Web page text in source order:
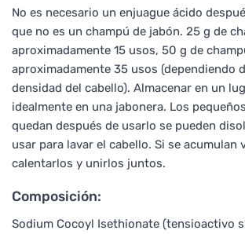
No es necesario un enjuague ácido
que no es un champú de jabón. 25 g de
aproximadamente 15 usos, 50 g de
aproximadamente 35 usos (dependiendo
densidad del cabello). Almacenar en un
idealmente en una jabonera. Los
quedan después de usarlo se pueden
usar para lavar el cabello. Si se acumulan
calentarlos y unirlos juntos.
Composición:
Sodium Cocoyl Isethionate (tensioactivo